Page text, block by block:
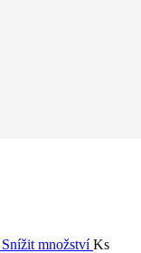
Snížit množstvíKs